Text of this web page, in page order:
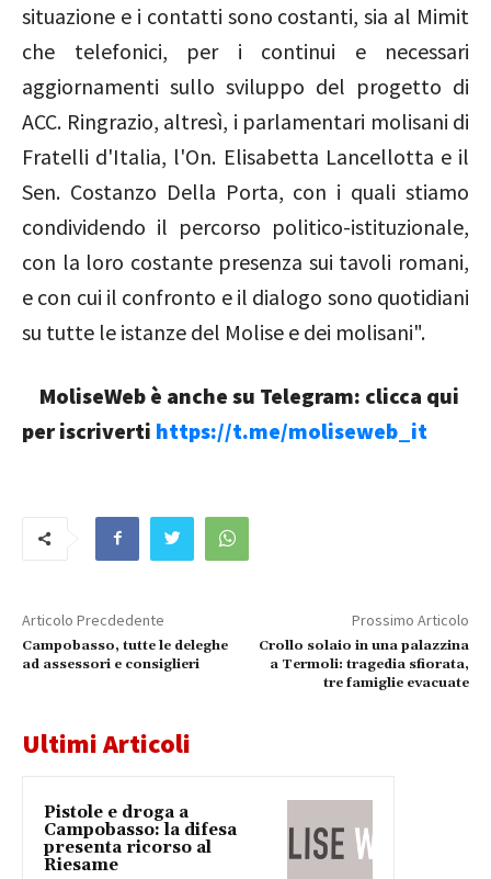
situazione e i contatti sono costanti, sia al Mimit
che telefonici, per i continui e necessari
aggiornamenti sullo sviluppo del progetto di
ACC. Ringrazio, altresì, i parlamentari molisani di
Fratelli d'Italia, l'On. Elisabetta Lancellotta e il
Sen. Costanzo Della Porta, con i quali stiamo
condividendo il percorso politico-istituzionale,
con la loro costante presenza sui tavoli romani,
e con cui il confronto e il dialogo sono quotidiani
su tutte le istanze del Molise e dei molisani".
MoliseWeb è anche su Telegram: clicca qui
per iscriverti https://t.me/moliseweb_it
Articolo Precdedente
Campobasso, tutte le deleghe
ad assessori e consiglieri
Prossimo Articolo
Crollo solaio in una palazzina
a Termoli: tragedia sfiorata,
tre famiglie evacuate
Ultimi Articoli
Pistole e droga a
Campobasso: la difesa
presenta ricorso al
Riesame